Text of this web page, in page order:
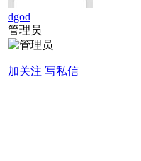
dgod
管理员
加关注 写私信